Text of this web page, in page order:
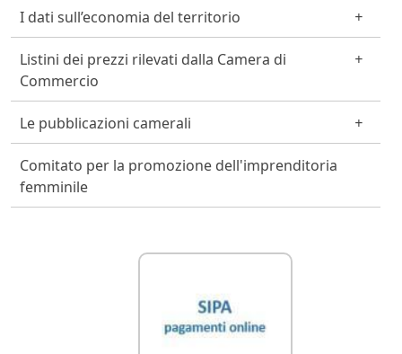
I dati sull’economia del territorio
Listini dei prezzi rilevati dalla Camera di
Commercio
Le pubblicazioni camerali
Comitato per la promozione dell'imprenditoria
femminile